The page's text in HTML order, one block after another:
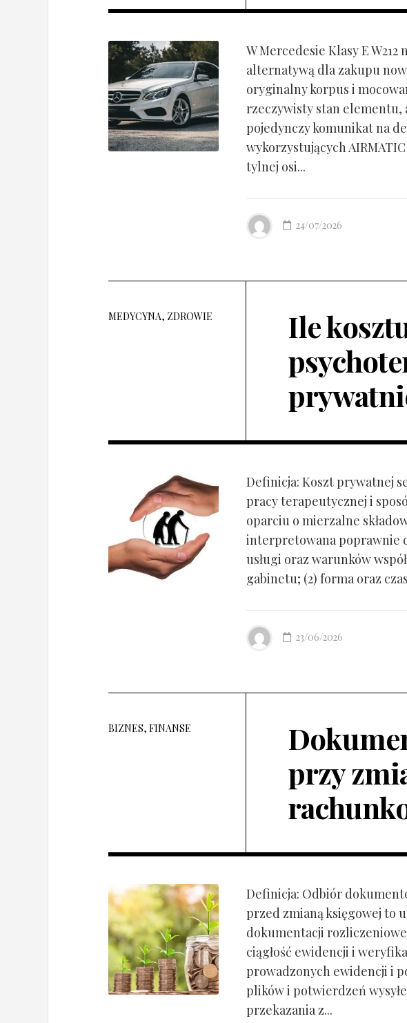
W Mercedesie Klasy E
alternatywą dla zakupu
oryginalny korpus i
rzeczywisty stan elementu,
pojedynczy komunikat na
wykorzystujących
tylnej osi...
24/07/2026
MEDYCYNA, ZDROWIE
Ile
Definicja: Koszt prywatnej
pracy terapeutycznej i
oparciu o mierzalne
interpretowana poprawnie
usługi oraz warunków
gabinetu; (2) forma oraz
23/06/2026
BIZNES, FINANSE
przy
Definicja: Odbiór
przed zmianą księgowej to
dokumentacji
ciągłość ewidencji i
prowadzonych ewidencji i
plików i potwierdzeń
przekazania z...